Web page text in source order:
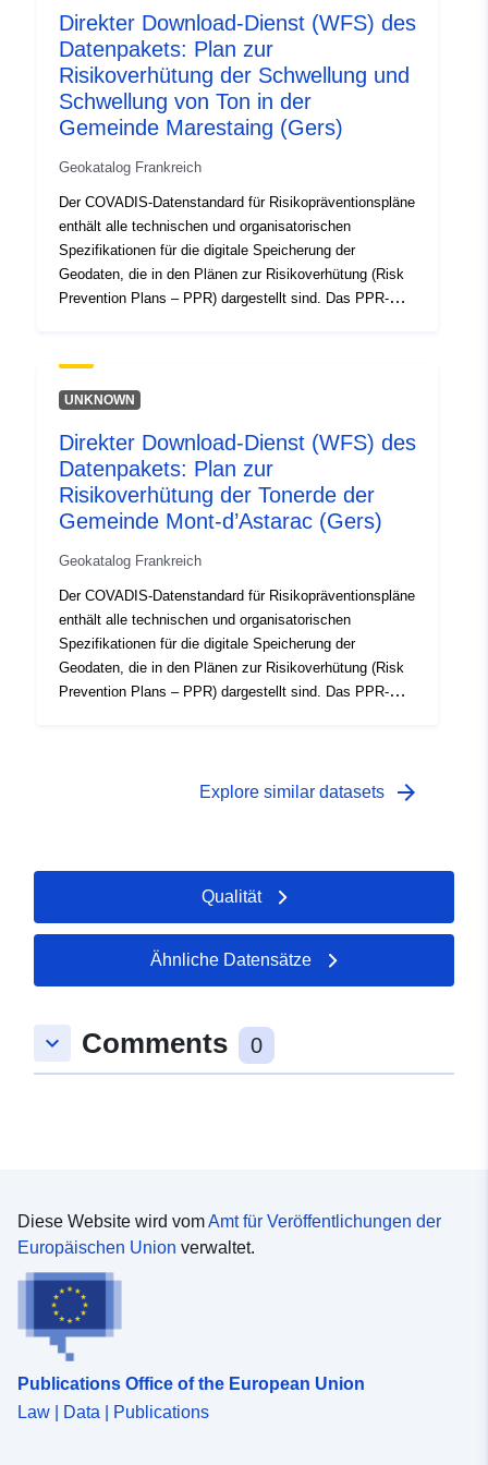
entschieden.
Direkter Download-Dienst (WFS) des
Datenpakets: Plan zur
Risikoverhütung der Schwellung und
Schwellung von Ton in der
Gemeinde Marestaing (Gers)
Geokatalog Frankreich
Der COVADIS-Datenstandard für Risikopräventionspläne
enthält alle technischen und organisatorischen
Spezifikationen für die digitale Speicherung der
Geodaten, die in den Plänen zur Risikoverhütung (Risk
Prevention Plans – PPR) dargestellt sind. Das PPR-
Waldes vor Bränden und die Verhütung schwerer
Gefahren. Die Ausarbeitung eines PPR fällt in die
entschieden.
UNKNOWN
Direkter Download-Dienst (WFS) des
Datenpakets: Plan zur
Risikoverhütung der Tonerde der
Gemeinde Mont-d’Astarac (Gers)
Geokatalog Frankreich
Der COVADIS-Datenstandard für Risikopräventionspläne
enthält alle technischen und organisatorischen
Spezifikationen für die digitale Speicherung der
Geodaten, die in den Plänen zur Risikoverhütung (Risk
Prevention Plans – PPR) dargestellt sind. Das PPR-
Gefahren. Die Ausarbeitung eines PPR fällt in die
Explore similar datasets arrow_forward
Qualität
Ähnliche Datensätze
keyboard_arrow_down Comments 0
Diese Website wird vomAmt für Veröffentlichungen der
Europäischen Union verwaltet.
Publications Office of the European Union
Law | Data | Publications